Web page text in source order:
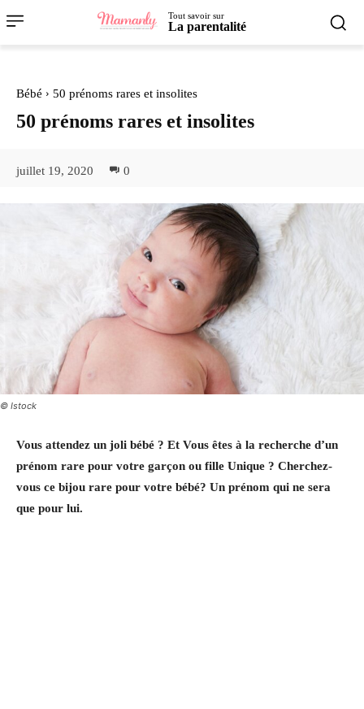
Tout savoir sur
La parentalité
Bébé 50 prénoms rares et insolites
50 prénoms rares et insolites
juillet 19, 2020 0
© Istock
Vous attendez un joli bébé ? Et Vous êtes à la recherche d’un
prénom rare pour votre garçon ou fille Unique ? Cherchez-
vous ce bijou rare pour votre bébé? Un prénom qui ne sera
que pour lui.